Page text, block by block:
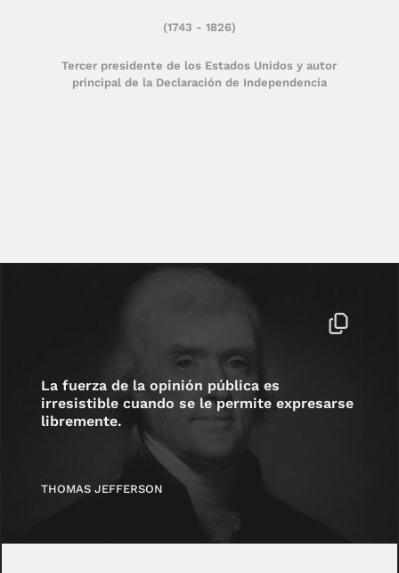
Tercer presidente de los Estados Unidos y autor
principal de la Declaración de Independencia
(1743 - 1826)
La fuerza de la opinión pública es
irresistible cuando se le permite expresarse
libremente.
THOMAS JEFFERSON